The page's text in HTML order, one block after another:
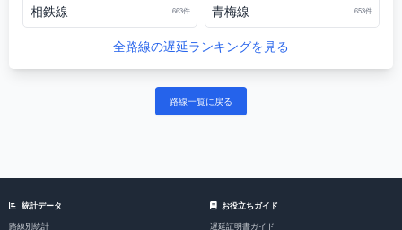
相鉄線 663件 青梅線 653件
全路線の遅延ランキングを見る
路線一覧に戻る
統計データ
路線別統計
お役立ちガイド
遅延証明書ガイド